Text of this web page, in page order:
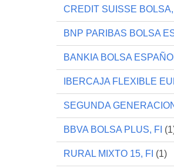
CREDIT SUISSE BOLSA,
BNP PARIBAS BOLSA
BANKIA BOLSA
IBERCAJA FLEXIBLE
SEGUNDA
BBVA BOLSA PLUS, FI
RURAL MIXTO 15, FI (1)